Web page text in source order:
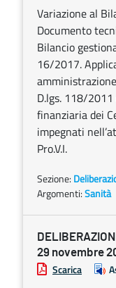
Variazione al
Documento
Bilancio
16/2017.
D.lgs. 118/
finanziaria dei
impegnati
Pro.V.I.
Sezione:
Argomenti:Sanità
29 novembre
Scarica